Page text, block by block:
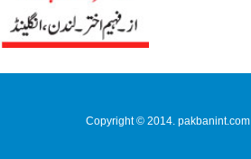
Copyright © 2014. pakbanint.com